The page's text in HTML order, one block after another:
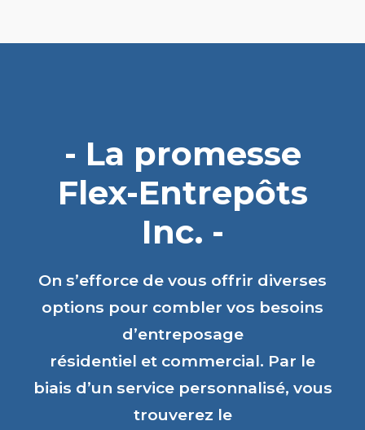
- La promesse
Flex-Entrepôts
Inc. -
On s’efforce de vous offrir diverses
options pour combler vos besoins
d’entreposage
résidentiel et commercial. Par le
biais d’un service personnalisé, vous
trouverez le